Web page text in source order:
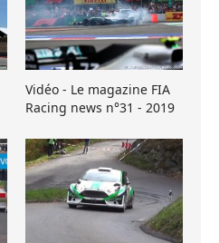
Vidéo - Le magazine FIA
Racing news n°31 - 2019